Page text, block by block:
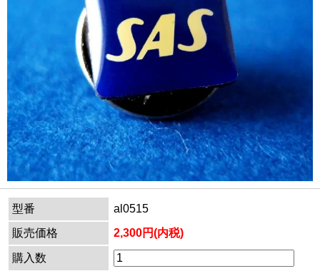
型番
al0515
販売価格
2,300円(内税)
購入数